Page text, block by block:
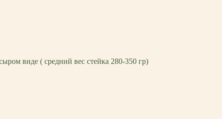
виде ( средний вес стейка 280-350 гр)